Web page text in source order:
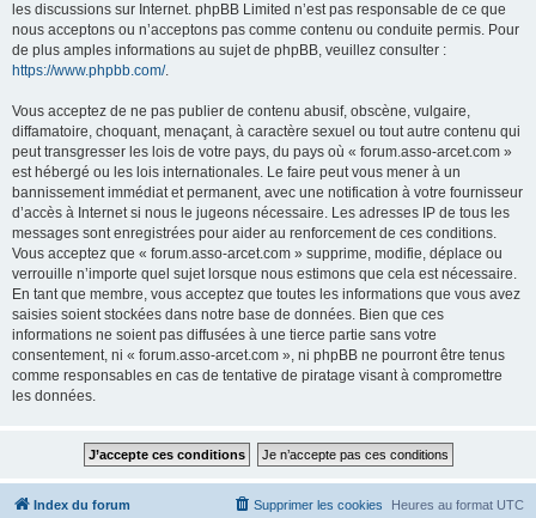
les discussions sur Internet. phpBB Limited n’est pas responsable de ce que
nous acceptons ou n’acceptons pas comme contenu ou conduite permis. Pour
de plus amples informations au sujet de phpBB, veuillez consulter :
https://www.phpbb.com/.
Vous acceptez de ne pas publier de contenu abusif, obscène, vulgaire,
diffamatoire, choquant, menaçant, à caractère sexuel ou tout autre contenu qui
peut transgresser les lois de votre pays, du pays où « forum.asso-arcet.com »
est hébergé ou les lois internationales. Le faire peut vous mener à un
bannissement immédiat et permanent, avec une notification à votre fournisseur
d’accès à Internet si nous le jugeons nécessaire. Les adresses IP de tous les
messages sont enregistrées pour aider au renforcement de ces conditions.
Vous acceptez que « forum.asso-arcet.com » supprime, modifie, déplace ou
verrouille n’importe quel sujet lorsque nous estimons que cela est nécessaire.
En tant que membre, vous acceptez que toutes les informations que vous avez
saisies soient stockées dans notre base de données. Bien que ces
informations ne soient pas diffusées à une tierce partie sans votre
consentement, ni « forum.asso-arcet.com », ni phpBB ne pourront être tenus
comme responsables en cas de tentative de piratage visant à compromettre
les données.
Index du forum Heures au format UTC
Supprimer les cookies